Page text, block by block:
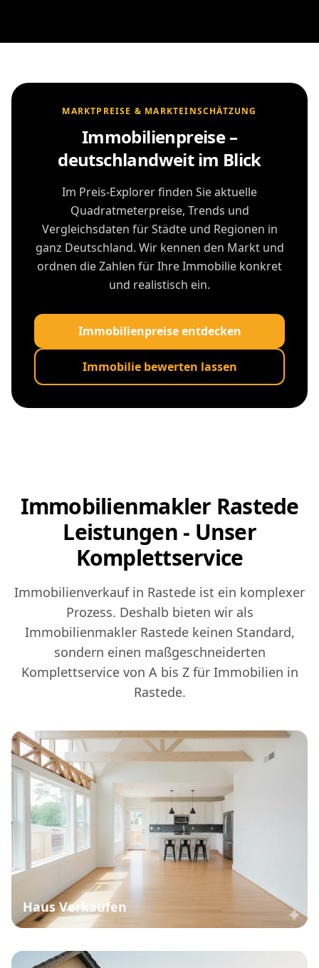
MARKTPREISE & MARKTEINSCHÄTZUNG
Immobilienpreise –
deutschlandweit im Blick
Im Preis-Explorer finden Sie aktuelle
Quadratmeterpreise, Trends und
Vergleichsdaten für Städte und Regionen in
ganz Deutschland. Wir kennen den Markt und
ordnen die Zahlen für Ihre Immobilie konkret
und realistisch ein.
Immobilienpreise entdecken
Immobilie bewerten lassen
Immobilienmakler Rastede
Leistungen - Unser
Komplettservice
Immobilienverkauf in Rastede ist ein komplexer
Prozess. Deshalb bieten wir als
Immobilienmakler Rastede keinen Standard,
sondern einen maßgeschneiderten
Komplettservice von A bis Z für Immobilien in
Rastede.
Haus Verkaufen